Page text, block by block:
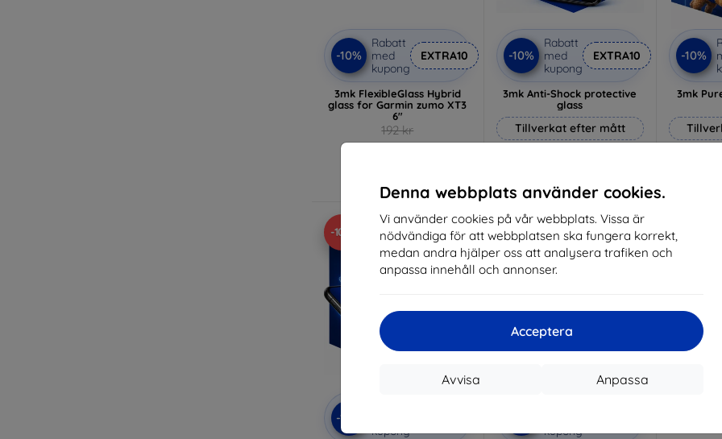
Denna webbplats använder cookies.
Vi använder cookies på vår webbplats. Vissa är
nödvändiga för att webbplatsen ska fungera korrekt,
medan andra hjälper oss att analysera trafiken och
anpassa innehåll och annonser.
Acceptera
Anpassa
Avvisa
-10%
Rabatt
med
kupong
EXTRA10
3mk FlexibleGlass Hybrid
glass for Garmin zumo XT3
6"
192 kr
173 kr
-10%
Rabatt
med
kupong
EXTRA10
3mk Anti-Shock protective
glass
Tillverkat efter mått
I lager > 5 st
-10%
3mk
I
-10%
-10%
kupong
-10%
kupong